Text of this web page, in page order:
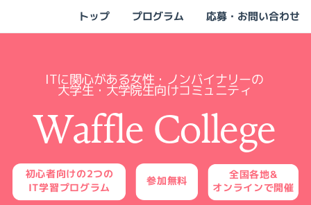
トップ プログラム 応募・お問い合わせ
ITに関心がある女性・ノンバイナリーの
大学生・大学院生向けコミュニティ
Waffle College
初心者向けの2つの
IT学習プログラム 参加無料 全国各地&
オンラインで開催